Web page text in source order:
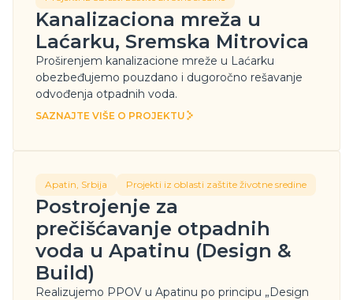
Kanalizaciona mreža u
Laćarku, Sremska Mitrovica
Proširenjem kanalizacione mreže u Laćarku
obezbeđujemo pouzdano i dugoročno rešavanje
odvođenja otpadnih voda.
SAZNAJTE VIŠE O PROJEKTU
Apatin, Srbija Projekti iz oblasti zaštite životne sredine
Postrojenje za
prečišćavanje otpadnih
voda u Apatinu (Design &
Build)
Realizujemo PPOV u Apatinu po principu „Design